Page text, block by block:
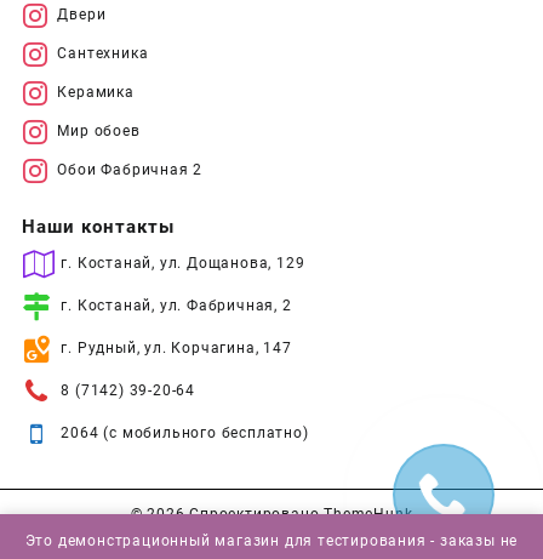
Двери
Сантехника
Керамика
Мир обоев
Обои Фабричная 2
Наши контакты
г. Костанай, ул. Дощанова, 129
г. Костанай, ул. Фабричная, 2
г. Рудный, ул. Корчагина, 147
8 (7142) 39-20-64
2064 (с мобильного бесплатно)
© 2026Спроектировано ThemeHunk
Это демонстрационный магазин для тестирования - заказы не